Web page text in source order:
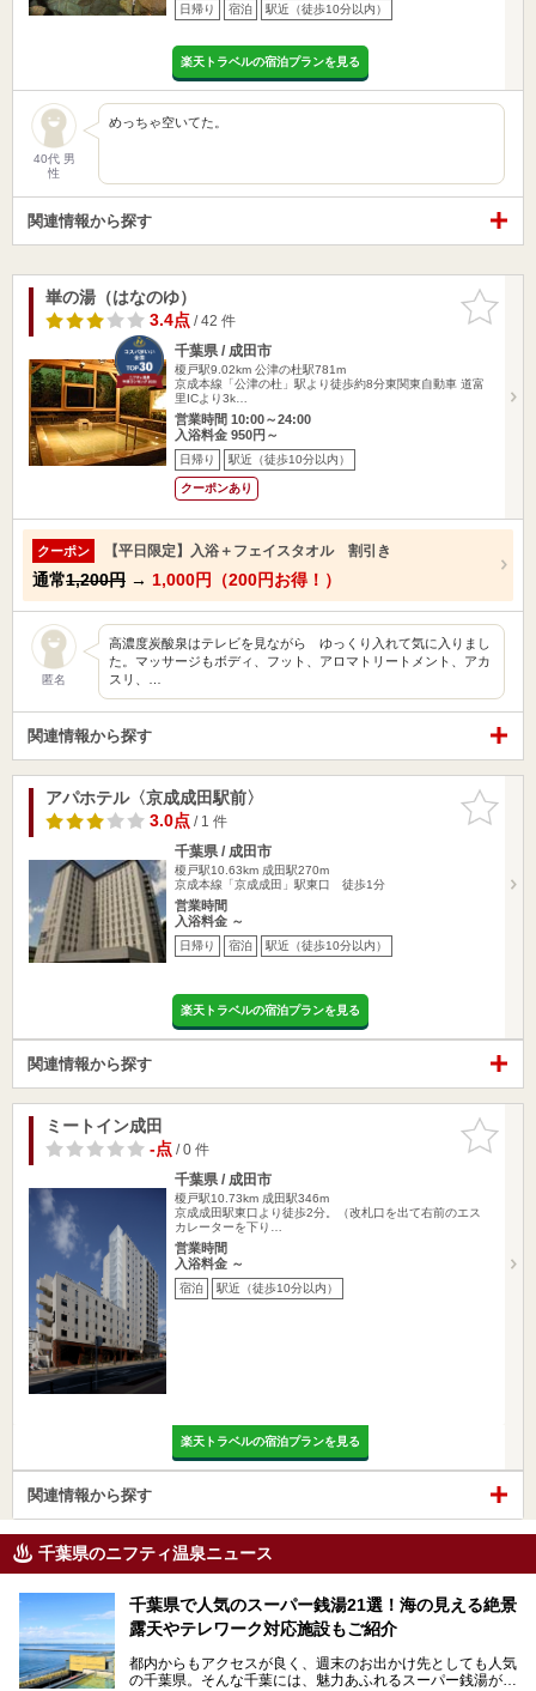
日帰り 宿泊 駅近（徒歩10分以内）
楽天トラベルの宿泊プランを見る
40代 男
性
めっちゃ空いてた。
関連情報から探す
お気に入
りに追加
崋の湯（はなのゆ）
3.4点/ 42 件
千葉県 / 成田市
榎戸駅9.02km 公津の杜駅781m
京成本線「公津の杜」駅より徒歩約8分東関東自動車 道富
里ICより3k…
営業時間 10:00～24:00
入浴料金 950円～
日帰り 駅近（徒歩10分以内）
クーポンあり
クーポン 【平日限定】入浴＋フェイスタオル 割引き
通常1,200円 → 1,000円（200円お得！）
匿名
高濃度炭酸泉はテレビを見ながら ゆっくり入れて気に入りまし
た。マッサージもボディ、フット、アロマトリートメント、アカ
スリ、…
関連情報から探す
お気に入
りに追加
アパホテル〈京成成田駅前〉
3.0点/ 1 件
千葉県 / 成田市
榎戸駅10.63km 成田駅270m
京成本線「京成成田」駅東口 徒歩1分
営業時間
入浴料金 ～
日帰り 宿泊 駅近（徒歩10分以内）
楽天トラベルの宿泊プランを見る
関連情報から探す
お気に入
りに追加
ミートイン成田
-点/ 0 件
千葉県 / 成田市
榎戸駅10.73km 成田駅346m
京成成田駅東口より徒歩2分。（改札口を出て右前のエス
カレーターを下り…
営業時間
入浴料金 ～
宿泊 駅近（徒歩10分以内）
楽天トラベルの宿泊プランを見る
関連情報から探す
千葉県のニフティ温泉ニュース
千葉県で人気のスーパー銭湯21選！海の見える絶景
露天やテレワーク対応施設もご紹介
都内からもアクセスが良く、週末のお出かけ先としても人気
の千葉県。そんな千葉には、魅力あふれるスーパー銭湯がた